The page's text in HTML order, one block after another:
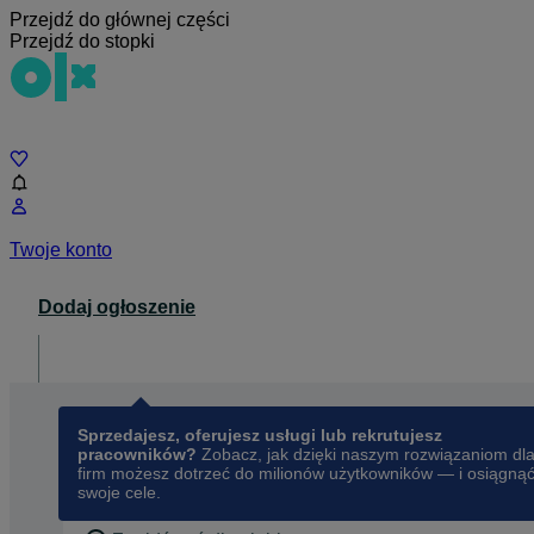
Przejdź do głównej części
Przejdź do stopki
Twoje konto
Dodaj ogłoszenie
Sprzedajesz, oferujesz usługi lub rekrutujesz
pracowników? Zobacz, jak dzięki naszym rozwiązaniom dla
firm możesz dotrzeć do milionów użytkowników — i osiągnąć
swoje cele.